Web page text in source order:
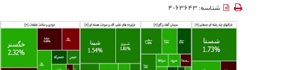
شناسه: 4063643